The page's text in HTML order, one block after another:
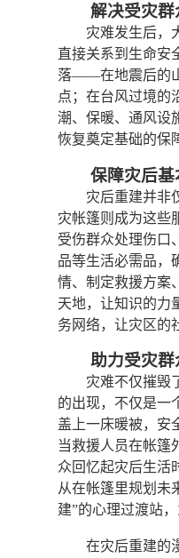
解决受灾
灾难发生后，
直接关系到生命安
落——在地震后的
点；在台风过境的
潮、保暖、通风设
恢复奠定基础的保
保障灾后
灾后重建并非
灾帐篷则成为这些
受伤群众处理伤口
品等生活必需品，
情、制定救援方案
天地，让知识的力
务网络，让灾区的
助力受灾
灾难不仅摧毁
的出现，不仅是一
盖上一床暖被，安
当救援人员在帐篷
众回忆起灾后生活
从在帐篷里规划未
建”的心理过渡站
在灾后重建的